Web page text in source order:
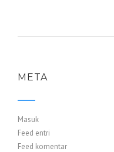
META
Masuk
Feed entri
Feed komentar